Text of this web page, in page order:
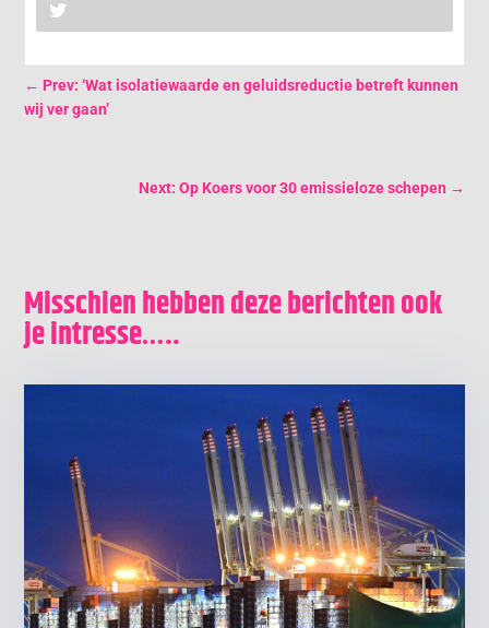
← Prev: ‘Wat isolatiewaarde en geluidsreductie betreft kunnen
wij ver gaan’
Next: Op Koers voor 30 emissieloze schepen →
Misschien hebben deze berichten ook
je intresse…..